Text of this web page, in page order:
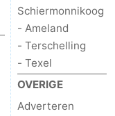
Schiermonnikoog
- Ameland
- Terschelling
- Texel
OVERIGE
Adverteren